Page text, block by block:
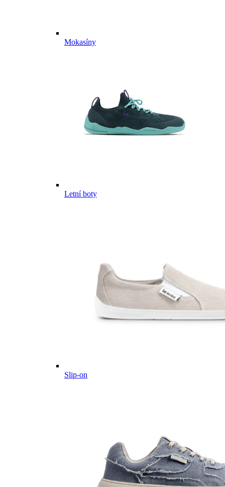
Mokasíny
Letní boty
Slip-on